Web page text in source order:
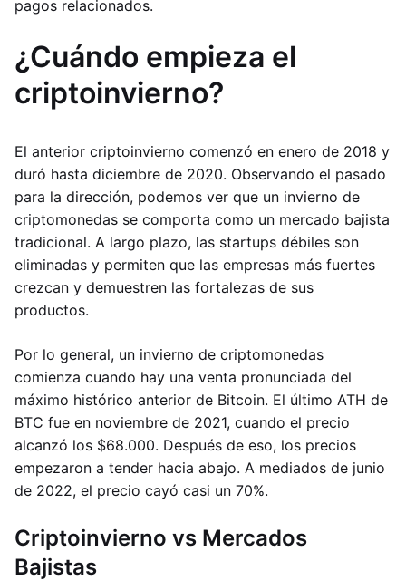
pagos relacionados.
¿Cuándo empieza el
criptoinvierno?
El anterior criptoinvierno comenzó en enero de 2018 y
duró hasta diciembre de 2020. Observando el pasado
para la dirección, podemos ver que un invierno de
criptomonedas se comporta como un mercado bajista
tradicional. A largo plazo, las startups débiles son
eliminadas y permiten que las empresas más fuertes
crezcan y demuestren las fortalezas de sus
productos.
Por lo general, un invierno de criptomonedas
comienza cuando hay una venta pronunciada del
máximo histórico anterior de Bitcoin. El último ATH de
BTC fue en noviembre de 2021, cuando el precio
alcanzó los $68.000. Después de eso, los precios
empezaron a tender hacia abajo. A mediados de junio
de 2022, el precio cayó casi un 70%.
Criptoinvierno vs Mercados
Bajistas